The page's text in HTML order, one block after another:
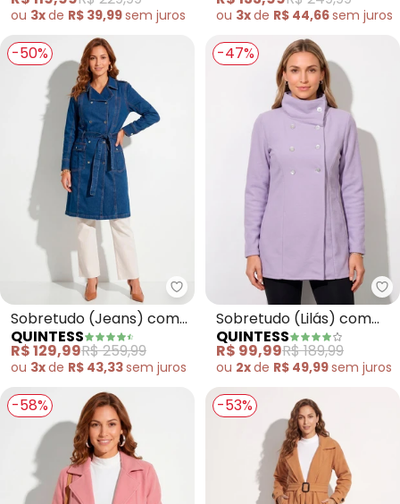
ou 3xde R$ 39,99sem juros
Bolsos
ou 3xde R$ 44,66sem juros
-50%
Quintess - Sobretudo (Jeans)
Sobretudo (Jeans) com
Bolsos Frontais e Faixa
QUINTESS
R$ 129,99R$ 259,99
ou 3xde R$ 43,33sem juros
-47%
Sobretudo (Lilás) com
Botões Perolados
QUINTESS
R$ 99,99R$ 189,99
ou 2xde R$ 49,99sem juros
-58% -53%